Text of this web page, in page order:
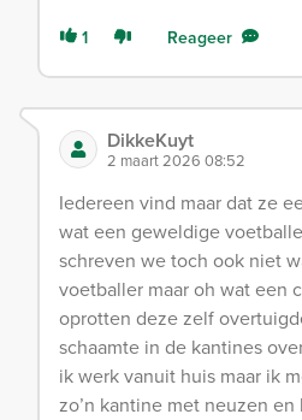
1 Reageer
DikkeKuyt
2 maart 2026 08:52
Iedereen vind maar dat ze
wat een geweldige
schreven we toch ook niet
voetballer maar oh wat een
oprotten deze zelf
schaamte in de kantines
ik werk vanuit huis maar ik
zo’n kantine met neuzen en